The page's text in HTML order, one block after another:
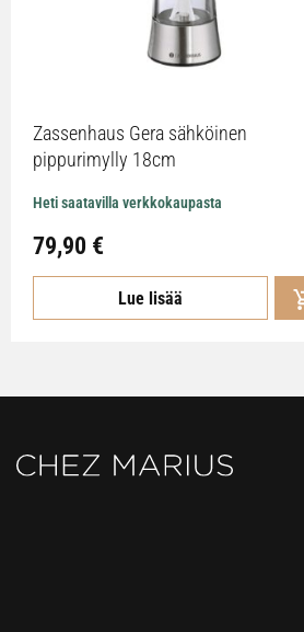
Zassenhaus Gera sähköinen
pippurimylly 18cm
Heti saatavilla verkkokaupasta
79,90 €
Lue lisää